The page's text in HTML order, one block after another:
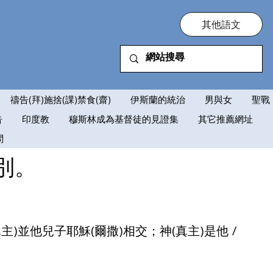
其他語文
禱告(拜)施捨(課)禁食(齋) 伊斯蘭的統治 男與女
聖戰
印度教 穆斯林成為基督徒的見證集
其它推薦網址
)並他兒子耶穌(爾撒)相交；神(真主)是他 /